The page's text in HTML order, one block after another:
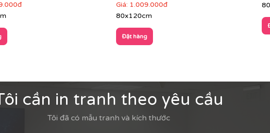
Giá: 1.009.000đ
80x120cm
Đặt hàng
cần in tranh theo yêu cầu
Tôi đã có mẫu tranh và kích thước